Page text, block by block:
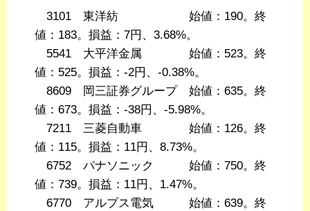
3101 東洋紡 始値：190。終
値：183。損益：7円、3.68%。
5541 大平洋金属 始値：523。終
値：525。損益：-2円、-0.38%。
8609 岡三証券グループ 始値：635。終
値：673。損益：-38円、-5.98%。
7211 三菱自動車 始値：126。終
値：115。損益：11円、8.73%。
6752 パナソニック 始値：750。終
値：739。損益：11円、1.47%。
6770 アルプス電気 始値：639。終